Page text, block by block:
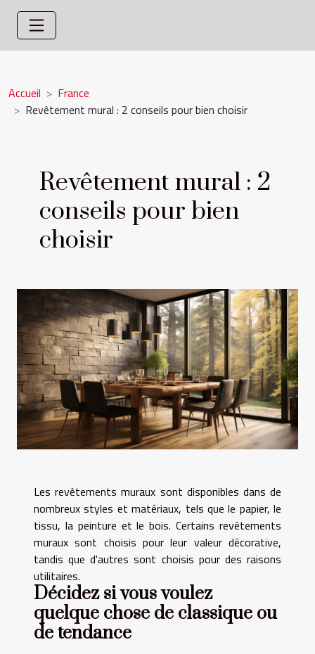
Accueil
France
Revêtement mural : 2 conseils pour bien choisir
Revêtement mural : 2
conseils pour bien
choisir
Les revêtements muraux sont disponibles dans de
nombreux styles et matériaux, tels que le papier, le
tissu, la peinture et le bois. Certains revêtements
muraux sont choisis pour leur valeur décorative,
tandis que d'autres sont choisis pour des raisons
utilitaires.
Décidez si vous voulez
quelque chose de classique ou
de tendance